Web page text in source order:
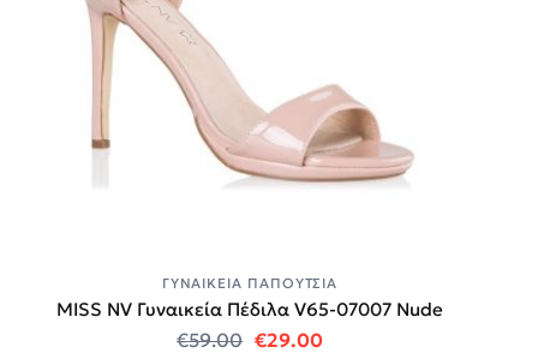
ΓΥΝΑΙΚΕΊΑ ΠΑΠΟΎΤΣΙΑ
MISS NV Γυναικεία Πέδιλα V65-07007 Nude
€59.00 Original price was: €59.00.
€29.00Η τρέχουσα τιμή